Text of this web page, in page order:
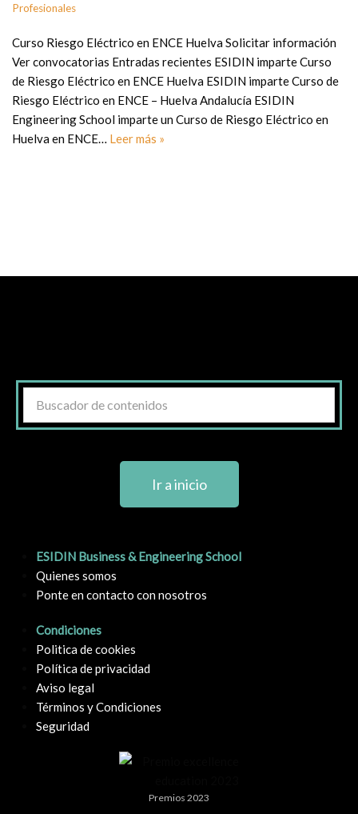
Profesionales
Curso Riesgo Eléctrico en ENCE Huelva Solicitar información
Ver convocatorias Entradas recientes ESIDIN imparte Curso
de Riesgo Eléctrico en ENCE Huelva ESIDIN imparte Curso de
Riesgo Eléctrico en ENCE – Huelva Andalucía ESIDIN
Engineering School imparte un Curso de Riesgo Eléctrico en
Huelva en ENCE… Leer más »
Ir a inicio
ESIDIN Business & Engineering School
Quienes somos
Ponte en contacto con nosotros
Condiciones
Politica de cookies
Política de privacidad
Aviso legal
Términos y Condiciones
Seguridad
Premios 2023